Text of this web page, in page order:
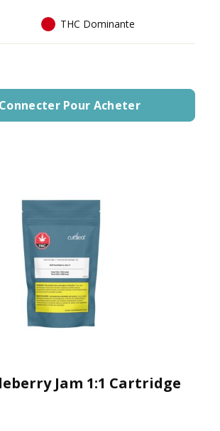
THC Dominante
Pour Acheter
Jam 1:1 Cartridge